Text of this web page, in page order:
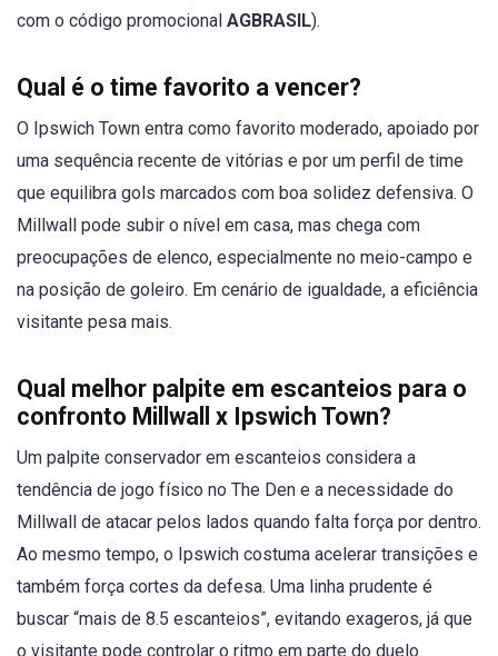
com o código promocional AGBRASIL).
Qual é o time favorito a vencer?
O Ipswich Town entra como favorito moderado, apoiado por
uma sequência recente de vitórias e por um perfil de time
que equilibra gols marcados com boa solidez defensiva. O
Millwall pode subir o nível em casa, mas chega com
preocupações de elenco, especialmente no meio-campo e
na posição de goleiro. Em cenário de igualdade, a eficiência
visitante pesa mais.
Qual melhor palpite em escanteios para o
confronto Millwall x Ipswich Town?
Um palpite conservador em escanteios considera a
tendência de jogo físico no The Den e a necessidade do
Millwall de atacar pelos lados quando falta força por dentro.
Ao mesmo tempo, o Ipswich costuma acelerar transições e
também força cortes da defesa. Uma linha prudente é
buscar “mais de 8.5 escanteios”, evitando exageros, já que
o visitante pode controlar o ritmo em parte do duelo.